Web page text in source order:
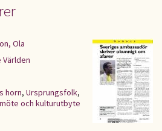
Ola
Världen
horn, Ursprungsfolk,
och kulturutbyte